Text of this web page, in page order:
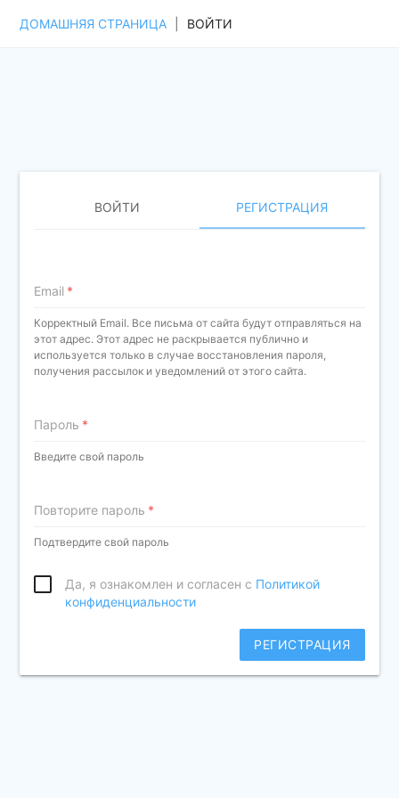
ДОМАШНЯЯ СТРАНИЦА ВОЙТИ
ВОЙТИ РЕГИСТРАЦИЯ
Email
Корректный Email. Все письма от сайта будут отправляться на
этот адрес. Этот адрес не раскрывается публично и
используется только в случае восстановления пароля,
получения рассылок и уведомлений от этого сайта.
Пароль
Введите свой пароль
Повторите пароль
Подтвердите свой пароль
Да, я ознакомлен и согласен с Политикой
конфиденциальности
РЕГИСТРАЦИЯ